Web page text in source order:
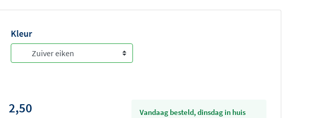
Kleur
2,50 vandaag besteld, dinsdag in huis